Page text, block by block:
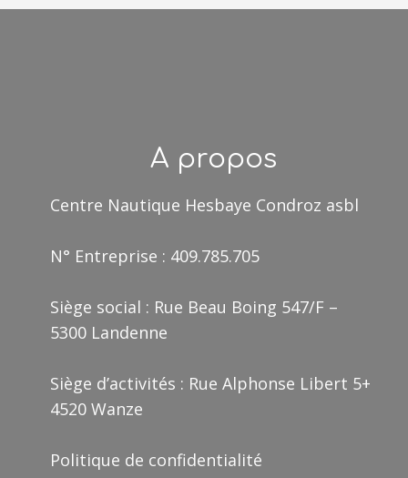
A propos
Centre Nautique Hesbaye Condroz asbl
N° Entreprise : 409.785.705
Siège social : Rue Beau Boing 547/F –
5300 Landenne
Siège d’activités : Rue Alphonse Libert 5+
4520 Wanze
Politique de confidentialité